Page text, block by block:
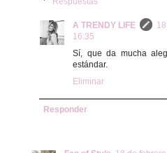
A TRENDY LIFE
16:35
Sí, que da mucha
estándar.
Eliminar
Responder